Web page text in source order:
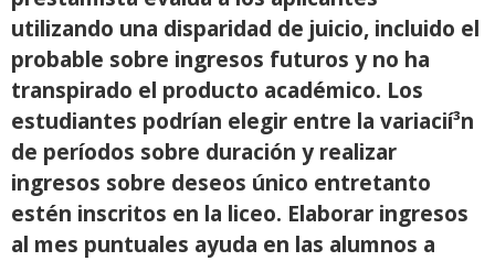
utilizando una disparidad de juicio, incluido el
probable sobre ingresos futuros y no ha
transpirado el producto académico. Los
estudiantes podrían elegir entre la variacií³n
de períodos sobre duración y realizar
ingresos sobre deseos único entretanto
estén inscritos en la liceo. Elaborar ingresos
al mes puntuales ayuda en las alumnos a